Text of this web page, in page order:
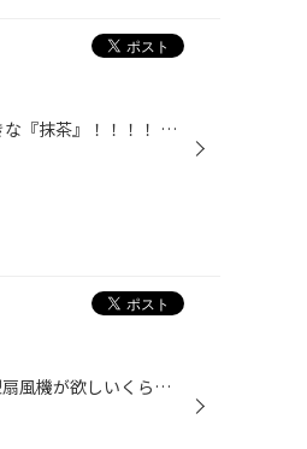
先日、おみやげでいただいたのがコレ！！！ わたしがだ～い好きな『抹茶』！！！！ しかも 京都の代表的おみやげ。「京みがわの抹茶プリン」♪～♪～♪～ 子供が産まれる前はよく京都旅行に行っていて必ず買うおみやげは この抹茶プリンで。。。 しかも 頂いたのは濃い味の方！！！濃い味はまだ食べた...
今日はとても暑くＰＩＴも灼熱地獄です。 本当クーラー又は大型扇風機が欲しいくらいです。 この暑さでエンジンルームのウィンドウォッシャー液が蒸発してしまい、無くなってるお客様が 多数います。 今年の暑さと雨でなくなってないかチェックしてみてくださいね(^^♪ 当店でも販売してますよ～